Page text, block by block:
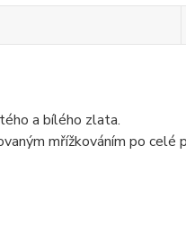
a bílého zlata.
mřížkováním po